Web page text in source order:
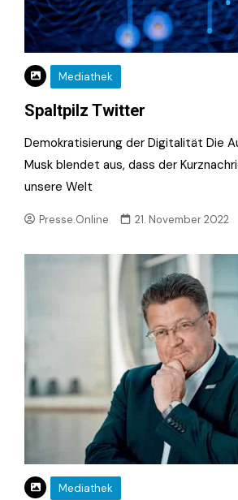
Mediathek
Spaltpilz Twitter
Demokratisierung der Digitalität Die
Musk blendet aus, dass der
unsere Welt
Presse.Online 21. November 2022
Mediathek